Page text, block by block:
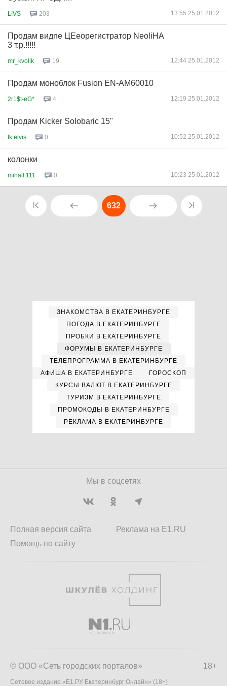
LIVS 203 13:55 25.01.2012
Продам видne ЦЕеорегистратор NeoliНА
3 т.р.!!!!!
mr_kvolik 19 12:44 25.01.2012
Продам моноблок Fusion EN-AM60010
2r1$t-eG* 4 12:19 25.01.2012
Продам Kicker Solobaric 15"
tk elvis 0 10:52 25.01.2012
колонки
mihail 111 0 10:23 25.01.2012
632
ЗНАКОМСТВА В ЕКАТЕРИНБУРГЕ
ПОГОДА В ЕКАТЕРИНБУРГЕ
ПРОБКИ В ЕКАТЕРИНБУРГЕ
ФОРУМЫ В ЕКАТЕРИНБУРГЕ
ТЕЛЕПРОГРАММА В ЕКАТЕРИНБУРГЕ
АФИША В ЕКАТЕРИНБУРГЕ
ГОРОСКОП
КУРСЫ ВАЛЮТ В ЕКАТЕРИНБУРГЕ
ТУРИЗМ В ЕКАТЕРИНБУРГЕ
ПРОМОКОДЫ В ЕКАТЕРИНБУРГЕ
РЕКЛАМА В ЕКАТЕРИНБУРГЕ
Мы в соцсетях
Полная версия сайта
Помощь по сайту
Реклама на E1.RU
18+
© ООО «Сеть городских порталов»
Сетевое издание «Е1.РУ Екатеринбург Онлайн» (18+)